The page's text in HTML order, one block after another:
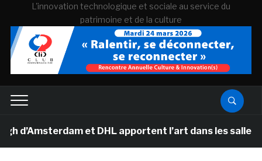
L'innovation technologique et sociale au service du
patrimoine et de la culture
d’Amsterdam et DHL apportent l’art dans les salles de